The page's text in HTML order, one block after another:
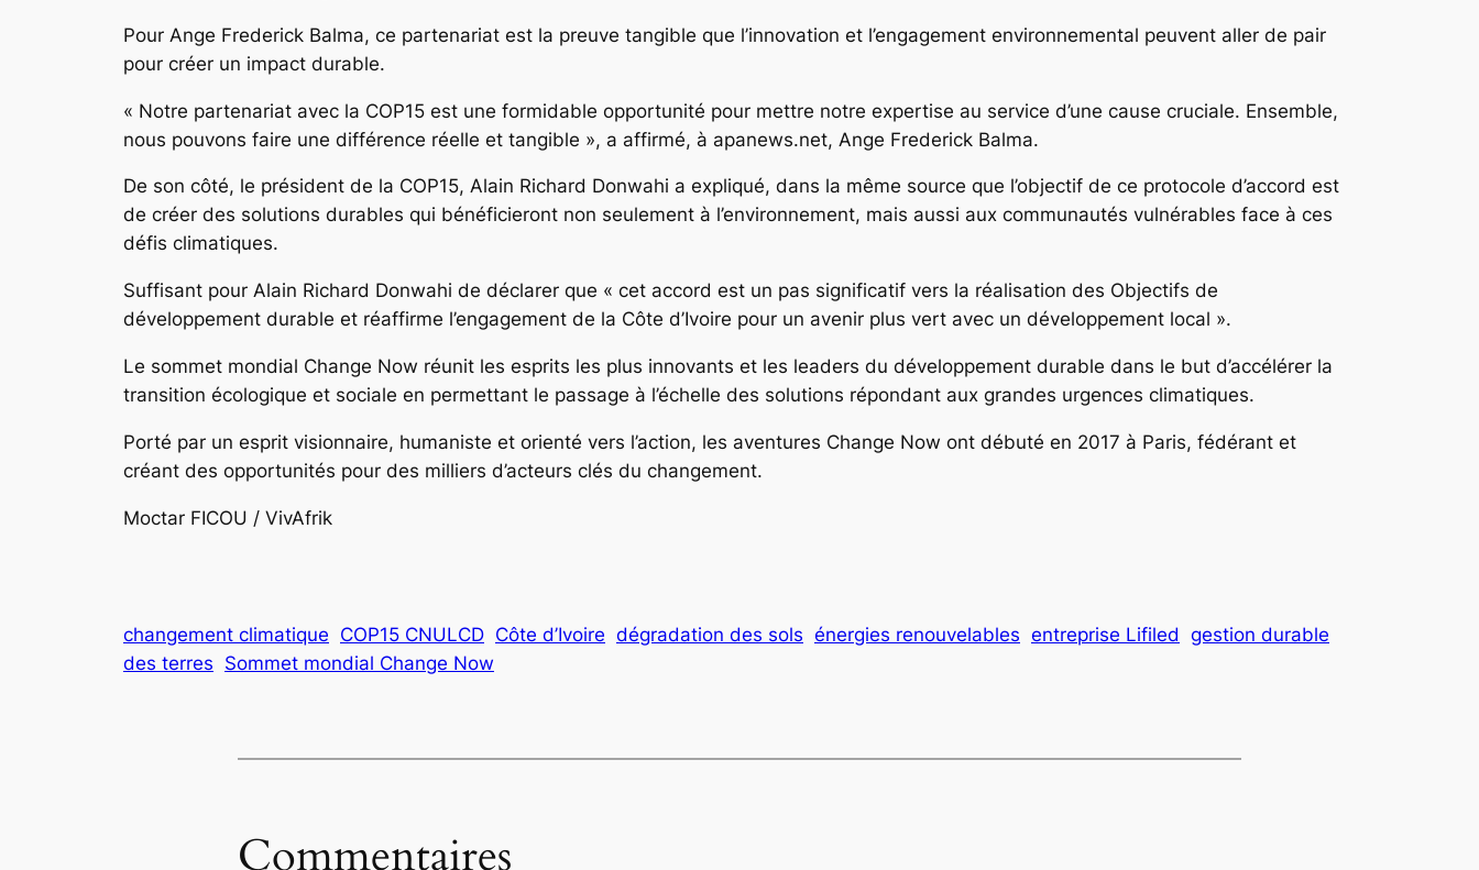
Pour Ange Frederick Balma, ce partenariat est la preuve tangible que l’innovation et l’engagement environnemental peuvent aller de pair
pour créer un impact durable.
« Notre partenariat avec la COP15 est une formidable opportunité pour mettre notre expertise au service d’une cause cruciale. Ensemble,
nous pouvons faire une différence réelle et tangible », a affirmé, à apanews.net, Ange Frederick Balma.
De son côté, le président de la COP15, Alain Richard Donwahi a expliqué, dans la même source que l’objectif de ce protocole d’accord est
de créer des solutions durables qui bénéficieront non seulement à l’environnement, mais aussi aux communautés vulnérables face à ces
défis climatiques.
Suffisant pour Alain Richard Donwahi de déclarer que « cet accord est un pas significatif vers la réalisation des Objectifs de
développement durable et réaffirme l’engagement de la Côte d’Ivoire pour un avenir plus vert avec un développement local ».
Le sommet mondial Change Now réunit les esprits les plus innovants et les leaders du développement durable dans le but d’accélérer la
transition écologique et sociale en permettant le passage à l’échelle des solutions répondant aux grandes urgences climatiques.
Porté par un esprit visionnaire, humaniste et orienté vers l’action, les aventures Change Now ont débuté en 2017 à Paris, fédérant et
créant des opportunités pour des milliers d’acteurs clés du changement.
Moctar FICOU / VivAfrik
changement climatique COP15 CNULCD Côte d’Ivoire dégradation des sols énergies renouvelables entreprise Lifiled gestion durable
des terres Sommet mondial Change Now
Commentaires